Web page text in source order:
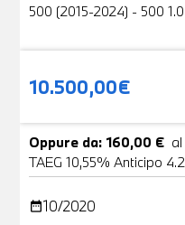
500 (2015-2024) - 500
10.500,00€
Oppure da: 160,00 €
TAEG 10,55% Anticipo
date_range10/2020